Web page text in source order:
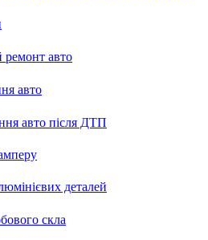
ремонт авто
авто
авто після ДТП
деталей
скла